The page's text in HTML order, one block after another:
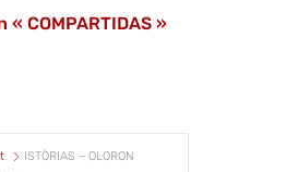
COMPARTIDAS »
ISTÒRIAS – OLORON